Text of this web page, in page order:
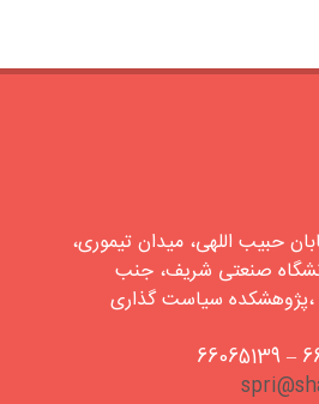
حبیب اللهی، میدان تیموری،
صنعتی شریف، جنب
،پژوهشکده سیاست گذاری